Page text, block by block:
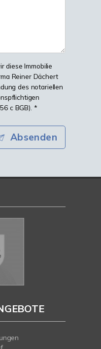
diese Immobilie
Reiner Dächert
des notariellen
c BGB). *
Absenden